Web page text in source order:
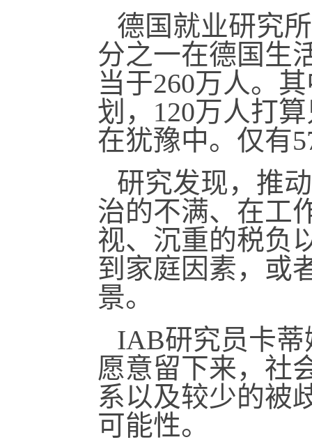
德国就业研究
分之一在德国生
当于260万人。
划，120万人打
在犹豫中。仅有
研究发现，推
治的不满、在工
视、沉重的税负
到家庭因素，或
景。
IAB研究员卡蒂
愿意留下来，社
系以及较少的被
可能性。